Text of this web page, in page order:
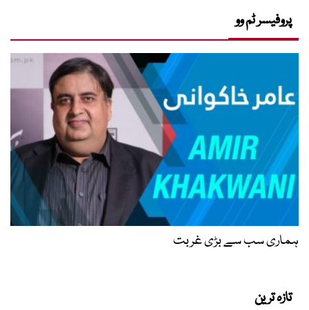
پروفیسر ٹم وو
ہماری سب سے بڑی غربت
تازہ ترین